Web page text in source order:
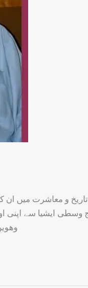
و معاشرت میں ان
وسطی ایشیا سے اپنی